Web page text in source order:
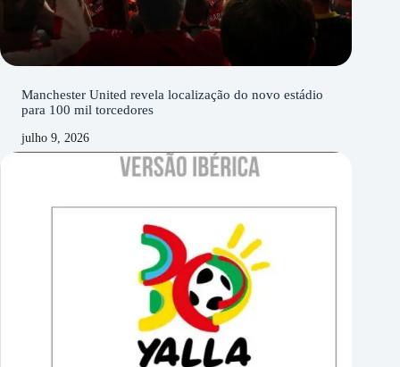
Manchester United revela localização do novo estádio
para 100 mil torcedores
julho 9, 2026